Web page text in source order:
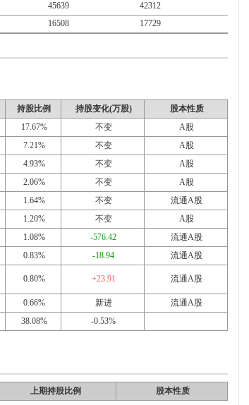
45639
42312
16508 17729
持股比例 持股变化(万股)
股本性质
17.67% 不变
A股
7.21% 不变
A股
4.93% 不变
A股
2.06% 不变
A股
1.64% 不变
流通A股
1.20% 不变
A股
1.08% -576.42
流通A股
0.83% -18.94 流通A股
0.80% +23.91 流通A股
0.66% 新进
流通A股
38.08% -0.53%
上期持股比例 股本性质